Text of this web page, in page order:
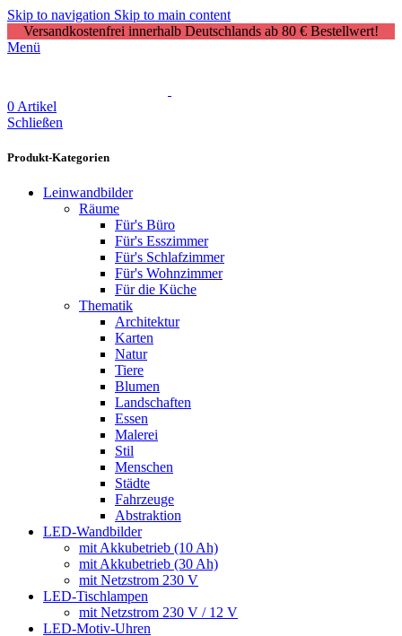
Skip to navigation Skip to main content
Versandkostenfrei innerhalb Deutschlands ab 80 € Bestellwert!
Menü
0 Artikel
Schließen
Produkt-Kategorien
Leinwandbilder
Räume
Für's Büro
Für's Esszimmer
Für's Schlafzimmer
Für's Wohnzimmer
Für die Küche
Thematik
Architektur
Karten
Natur
Tiere
Blumen
Landschaften
Essen
Malerei
Stil
Menschen
Städte
Fahrzeuge
Abstraktion
LED-Wandbilder
mit Akkubetrieb (10 Ah)
mit Akkubetrieb (30 Ah)
mit Netzstrom 230 V
LED-Tischlampen
mit Netzstrom 230 V / 12 V
LED-Motiv-Uhren